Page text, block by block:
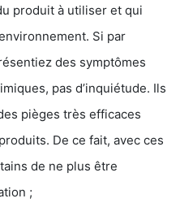
produit à utiliser et qui
Si par
des symptômes
pas d’inquiétude. Ils
pièges très efficaces
De ce fait, avec ces
de ne plus être
;